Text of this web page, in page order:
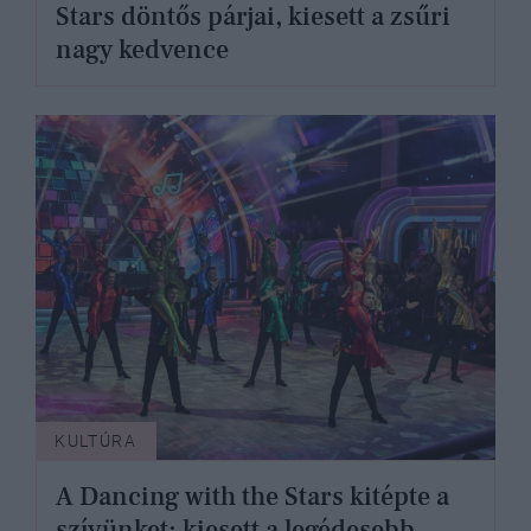
Stars döntős párjai, kiesett a zsűri
nagy kedvence
KULTÚRA
A Dancing with the Stars kitépte a